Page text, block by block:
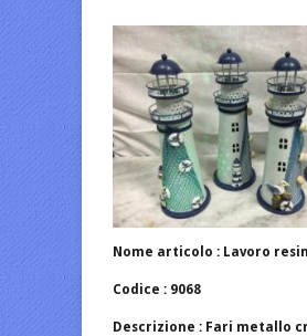
Nome articolo : Lavoro
Codice : 9068
Descrizione : Fari metallo